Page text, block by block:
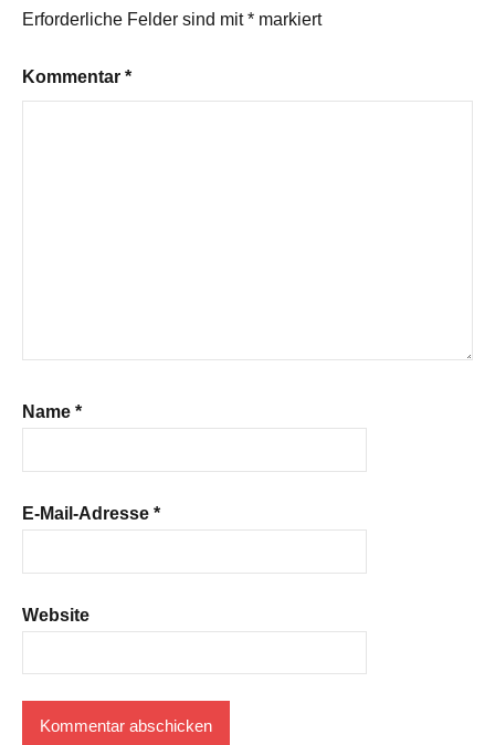
Erforderliche Felder sind mit* markiert
Kommentar *
Name *
E-Mail-Adresse *
Website